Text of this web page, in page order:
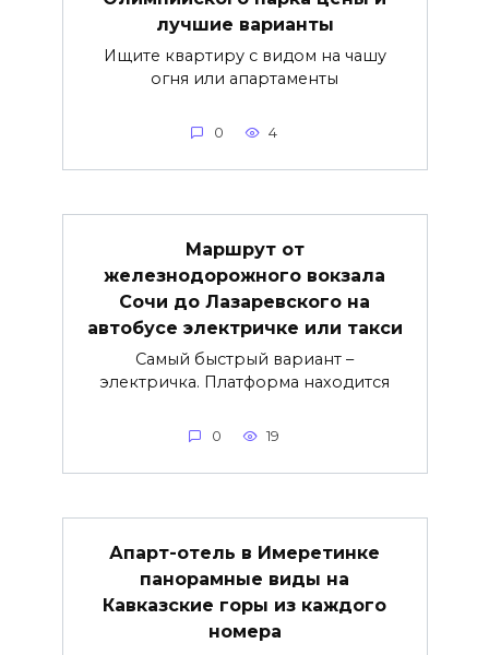
лучшие варианты
Ищите квартиру с видом на чашу
огня или апартаменты
0 4
Маршрут от
железнодорожного вокзала
Сочи до Лазаревского на
автобусе электричке или такси
Самый быстрый вариант –
электричка. Платформа находится
0 19
Апарт-отель в Имеретинке
панорамные виды на
Кавказские горы из каждого
номера